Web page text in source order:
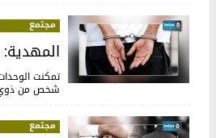
مجتمع
تمكنت
شخص من ذوي
مجتمع